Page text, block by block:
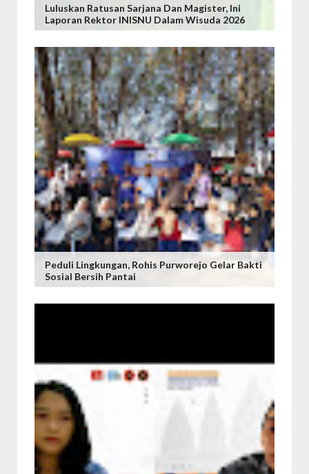
Luluskan Ratusan Sarjana Dan Magister, Ini
Laporan Rektor INISNU Dalam Wisuda 2026
Peduli Lingkungan, Rohis Purworejo Gelar Bakti
Sosial Bersih Pantai